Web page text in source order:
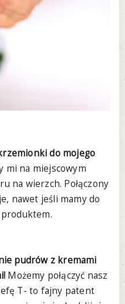
do mojego
mi na miejscowym
na wierzch. Połączony
nawet jeśli mamy do
pudrów z kremami
Możemy połączyć nasz
T- to fajny patent